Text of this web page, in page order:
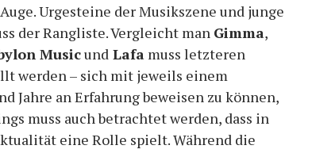
Urgesteine der Musikszene und junge
der Rangliste. Vergleicht man Gimma,
Musicund Lafa muss letzteren
werden – sich mit jeweils einem
Jahre an Erfahrung beweisen zu können,
muss auch betrachtet werden, dass in
eine Rolle spielt. Während die